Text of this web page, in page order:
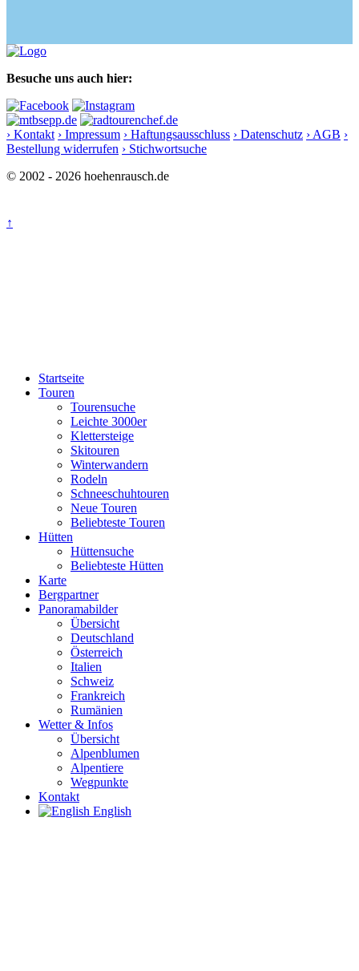
Besuche uns auch hier:
› Kontakt › Impressum › Haftungsausschluss › Datenschutz › AGB ›
Bestellung widerrufen › Stichwortsuche
© 2002 - 2026 hoehenrausch.de
↑
Startseite
Touren
Tourensuche
Leichte 3000er
Klettersteige
Skitouren
Winterwandern
Rodeln
Schneeschuhtouren
Neue Touren
Beliebteste Touren
Hütten
Hüttensuche
Beliebteste Hütten
Karte
Bergpartner
Panoramabilder
Übersicht
Deutschland
Österreich
Italien
Schweiz
Frankreich
Rumänien
Wetter & Infos
Übersicht
Alpenblumen
Alpentiere
Wegpunkte
Kontakt
English